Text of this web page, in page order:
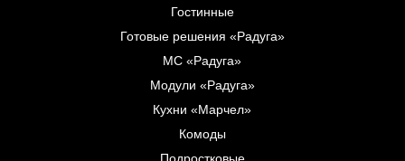
Гостинные
Готовые решения «Радуга»
МС «Радуга»
Модули «Радуга»
Комоды
Кухни «Марчел»